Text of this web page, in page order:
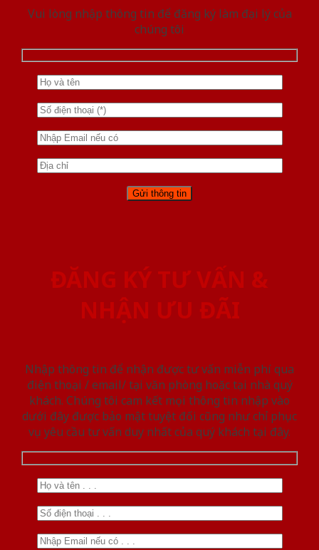
Vui lòng nhập thông tin để đăng ký làm đại lý của
chúng tôi
ĐĂNG KÝ TƯ VẤN &
NHẬN ƯU ĐÃI
Nhập thông tin để nhận được tư vấn miễn phí qua
điện thoại / email/ tại văn phòng hoặc tại nhà quý
khách. Chúng tôi cam kết mọi thông tin nhập vào
dưới đây được bảo mật tuyệt đối cũng như chỉ phục
vụ yêu cầu tư vấn duy nhất của quý khách tại đây.